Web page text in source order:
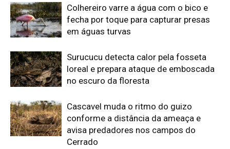
Colhereiro varre a água com o bico e
fecha por toque para capturar presas
em águas turvas
Surucucu detecta calor pela fosseta
loreal e prepara ataque de emboscada
no escuro da floresta
Cascavel muda o ritmo do guizo
conforme a distância da ameaça e
avisa predadores nos campos do
Cerrado